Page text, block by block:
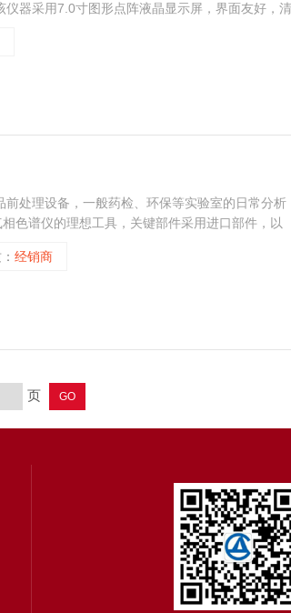
器采用7.0寸图形点阵液晶显示屏，界面友好，清
处理设备，一般药检、环保等实验室的日常分析
色谱仪的理想工具，关键部件采用进口部件，以
经销商
页